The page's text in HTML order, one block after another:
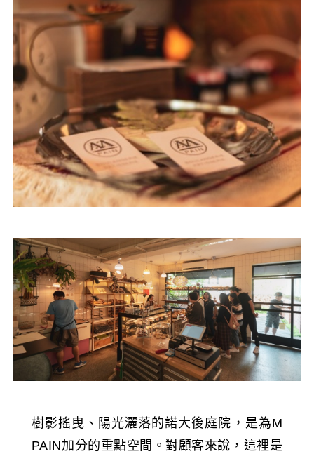
樹影搖曳、陽光灑落的諾大後庭院，是為M
PAIN加分的重點空間。對顧客來說，這裡是